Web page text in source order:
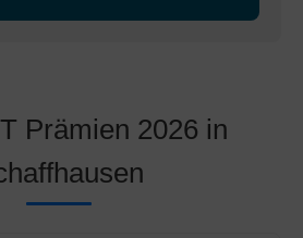
Prämien 2026 in